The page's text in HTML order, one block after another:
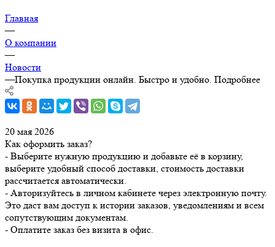
Главная
—
О компании
—
Новости
—Покупка продукции онлайн. Быстро и удобно. Подробнее
20 мая 2026
Как оформить заказ?
- Выберите нужную продукцию и добавьте её в корзину,
выберите удобный способ доставки, стоимость доставки
рассчитается автоматически.
- Авторизуйтесь в личном кабинете через электронную почту.
Это даст вам доступ к истории заказов, уведомлениям и всем
сопутствующим документам.
- Оплатите заказ без визита в офис.